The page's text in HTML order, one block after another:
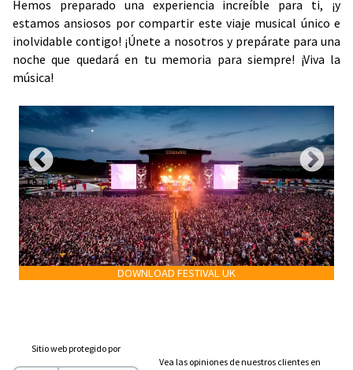
Hemos preparado una experiencia increíble para ti, ¡y
estamos ansiosos por compartir este viaje musical único e
inolvidable contigo! ¡Únete a nosotros y prepárate para una
noche que quedará en tu memoria para siempre! ¡Viva la
música!
DOWNLOAD FESTIVAL UK
Sitio web protegido por
Vea las opiniones de nuestros clientes en